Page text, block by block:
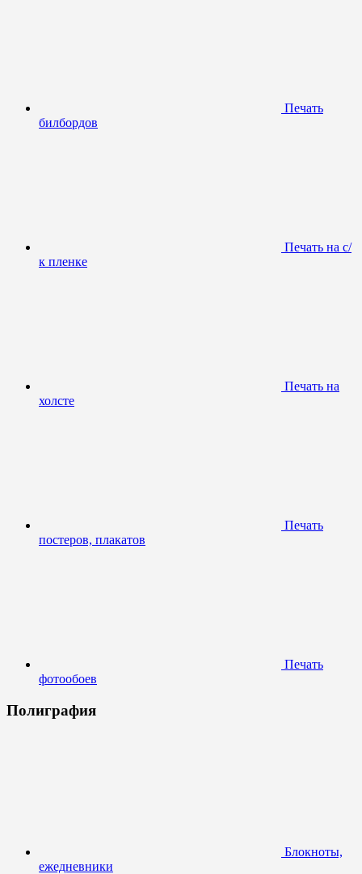
Печать
билбордов
Печать на с/
к пленке
Печать на
холсте
Печать
постеров, плакатов
Печать
фотообоев
Полиграфия
Блокноты,
ежедневники